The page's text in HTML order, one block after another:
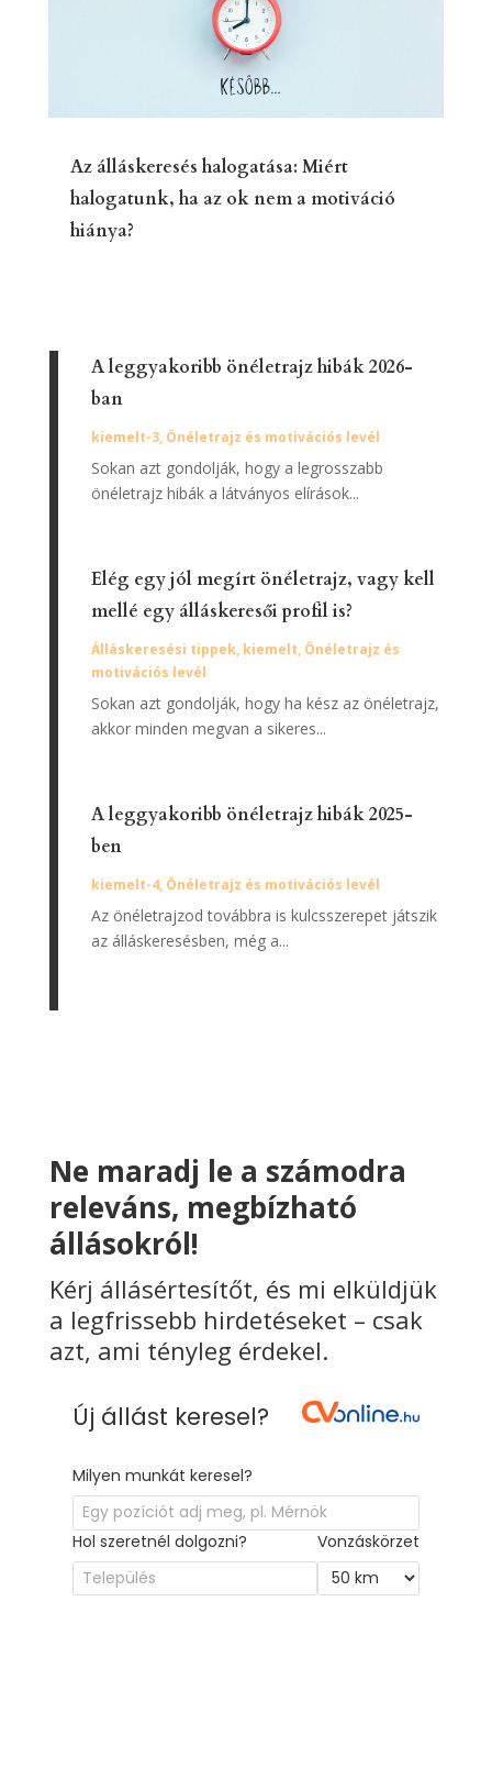
Az álláskeresés halogatása: Miért
halogatunk, ha az ok nem a motiváció
hiánya?
A leggyakoribb önéletrajz hibák 2026-
ban
kiemelt-3, Önéletrajz és motivációs levél
Sokan azt gondolják, hogy a legrosszabb
önéletrajz hibák a látványos elírások...
Elég egy jól megírt önéletrajz, vagy kell
mellé egy álláskeresői profil is?
Álláskeresési tippek, kiemelt, Önéletrajz és
motivációs levél
Sokan azt gondolják, hogy ha kész az önéletrajz,
akkor minden megvan a sikeres...
A leggyakoribb önéletrajz hibák 2025-
ben
kiemelt-4, Önéletrajz és motivációs levél
Az önéletrajzod továbbra is kulcsszerepet játszik
az álláskeresésben, még a...
Ne maradj le a számodra
releváns, megbízható
állásokról!
Kérj állásértesítőt, és mi elküldjük
a legfrissebb hirdetéseket – csak
azt, ami tényleg érdekel.